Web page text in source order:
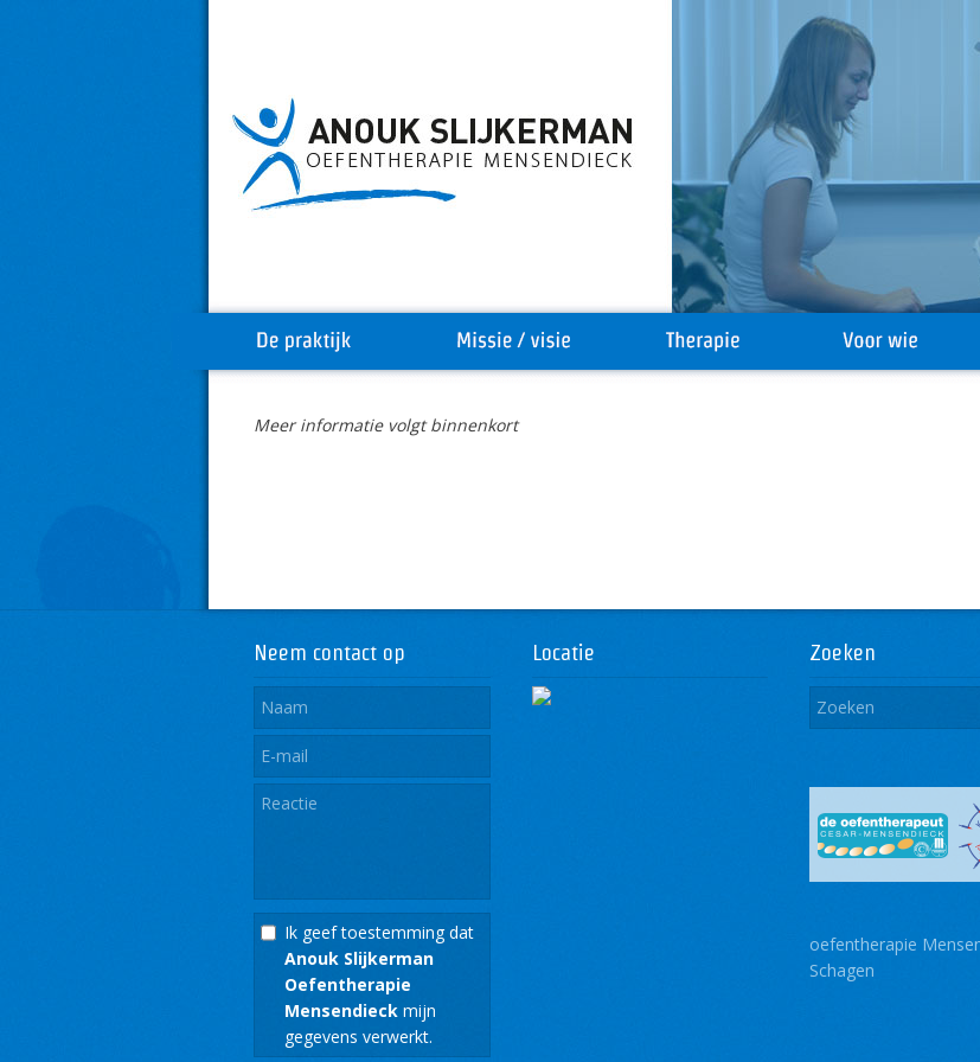
Meer informatie volgt binnenkort
Neem contact op
Ik geef toestemming dat
Anouk Slijkerman
Oefentherapie
Mensendieck mijn
gegevens verwerkt.
Locatie Zoeken
oefentherapie
Schagen